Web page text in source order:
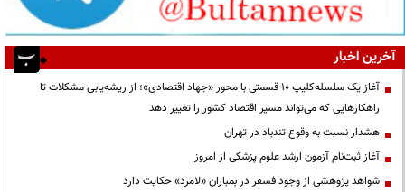
آخرین اخبار
آغاز یک سلسله‌کلیپ ۱۰ قسمتی با محور «جهاد اقتصادی»؛ از ریشه‌یابی مشکلات تا
راهکارهایی که می‌تواند مسیر اقتصاد کشور را تغییر دهد
هشدار نسبت به وقوع تندباد در تهران
آغاز ثبت‌نام آزمون ارشد علوم پزشکی از امروز
شواهد پژوهشی از وجود فسفر در بمباران «لامرد» حکایت دارد